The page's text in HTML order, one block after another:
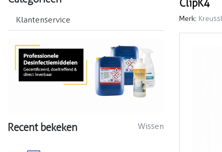
Klantenservice
Recent bekeken Wissen
ClipK4
Merk: